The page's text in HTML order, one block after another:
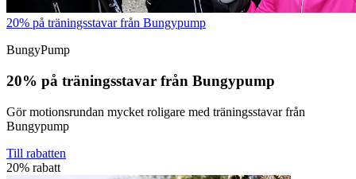
20% på träningsstavar från Bungypump
BungyPump
20% på träningsstavar från Bungypump
Gör motionsrundan mycket roligare med träningsstavar från
Bungypump
Till rabatten
20% rabatt